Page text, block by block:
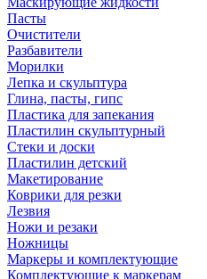
Пасты
Очистители
Разбавители
Морилки
Лепка и скульптура
Глина, пасты, гипс
Пластика для запекания
Пластилин скульптурный
Стеки и доски
Пластилин детский
Макетирование
Коврики для резки
Лезвия
Ножи и резаки
Ножницы
Маркеры и комплектующие
Комплектующие к маркерам